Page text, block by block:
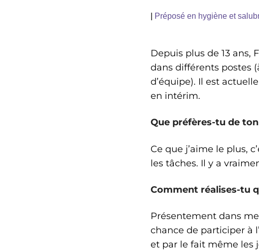
| Préposé en hygiène et
Depuis plus de 13 ans,
dans différents postes
d’équipe). Il est
en intérim.
Que préfères-tu de
Ce que j’aime le plus,
les tâches. Il y a
Comment réalises-tu
Présentement dans
chance de participer à
et par le fait même les